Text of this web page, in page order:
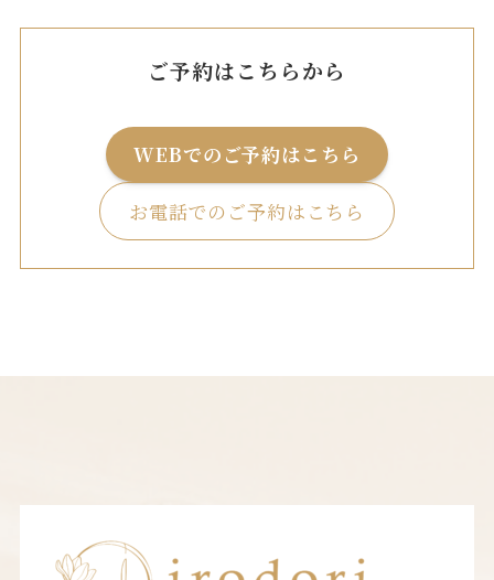
ご予約はこちらから
WEBでのご予約はこちら
お電話でのご予約はこちら